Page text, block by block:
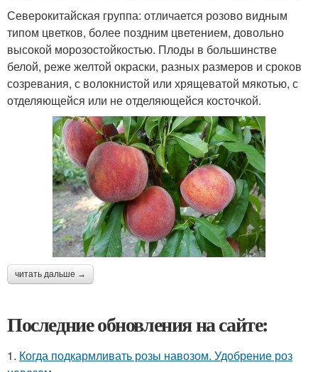
Северокитайская группа: отличается розово видным
типом цветков, более поздним цветением, довольно
высокой морозостойкостью. Плоды в большинстве
белой, реже желтой окраски, разных размеров и сроков
созревания, с волокнистой или хрящеватой мякотью, с
отделяющейся или не отделяющейся косточкой.
читать дальше →
Последние обновления на сайте:
1. Когда подкармливать розы навозом. Удобрение роз